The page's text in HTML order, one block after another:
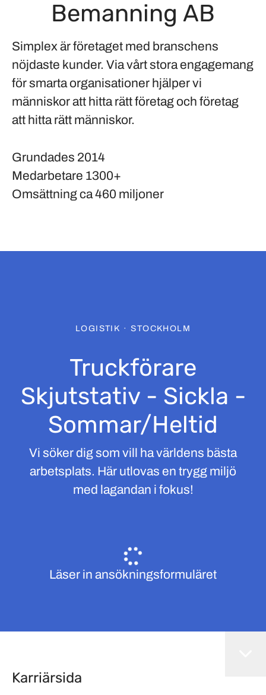
Bemanning AB
Simplex är företaget med branschens
nöjdaste kunder. Via vårt stora engagemang
för smarta organisationer hjälper vi
människor att hitta rätt företag och företag
att hitta rätt människor.
Grundades 2014
Medarbetare 1300+
Omsättningca 460 miljoner
LOGISTIK · STOCKHOLM
Truckförare
Skjutstativ - Sickla -
Sommar/Heltid
Vi söker dig som vill ha världens bästa
arbetsplats. Här utlovas en trygg miljö
med lagandan i fokus!
Läser in ansökningsformuläret
Karriärsida